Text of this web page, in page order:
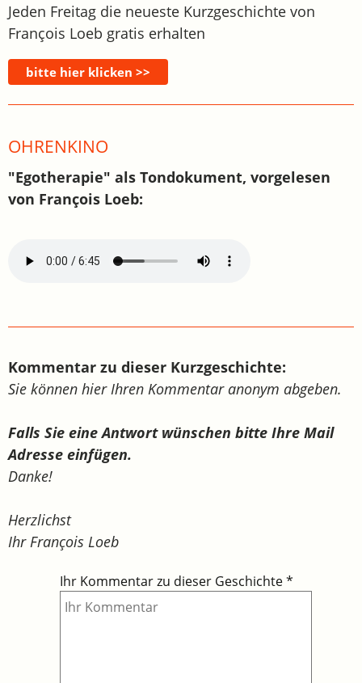
Jeden Freitag die neueste Kurzgeschichte von
François Loeb gratis erhalten
OHRENKINO
"Egotherapie" als Tondokument, vorgelesen
von François Loeb:
Kommentar zu dieser Kurzgeschichte:
Sie können hier Ihren Kommentar anonym abgeben.
Falls Sie eine Antwort wünschen bitte Ihre Mail
Adresse einfügen.
Danke!
Herzlichst
Ihr François Loeb
Ihr Kommentar zu dieser Geschichte*